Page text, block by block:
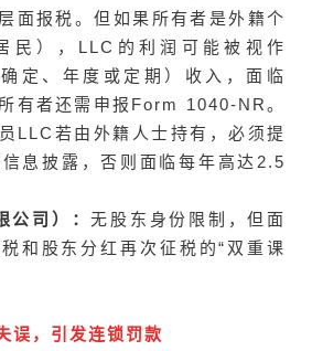
面报税。但如果所有者是外籍个
民），LLC的利润可能被视作
定、年度或定期）收入，面临
有者还需申报Form 1040-NR。
LLC若由外籍人士持有，必须提
息披露，否则面临每年高达2.5
公司）：无股东身份限制，但面
和股东分红再次征税的“双重课
误，引发连锁罚款